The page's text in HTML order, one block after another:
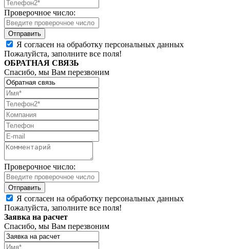
Проверочное число:
Я согласен на обработку персональных данных
Пожалуйста, заполните все поля!
ОБРАТНАЯ СВЯЗЬ
Спасибо, мы Вам перезвоним
Проверочное число:
Я согласен на обработку персональных данных
Пожалуйста, заполните все поля!
Заявка на расчет
Спасибо, мы Вам перезвоним